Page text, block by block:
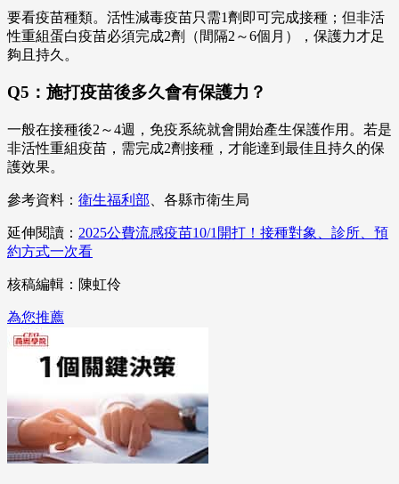
要看疫苗種類。活性減毒疫苗只需1劑即可完成接種；但非活
性重組蛋白疫苗必須完成2劑（間隔2～6個月），保護力才足
夠且持久。
Q5：施打疫苗後多久會有保護力？
一般在接種後2～4週，免疫系統就會開始產生保護作用。若是
非活性重組疫苗，需完成2劑接種，才能達到最佳且持久的保
護效果。
參考資料： 衛生福利部 、各縣市衛生局
延伸閱讀： 2025公費流感疫苗10/1開打！接種對象、診所、預
約方式一次看
核稿編輯：陳虹伶
為您推薦